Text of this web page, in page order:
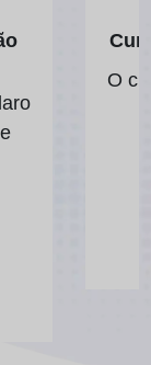
O